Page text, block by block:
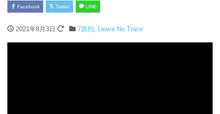
Facebook Twitter LINE
2021年8月3日 7原則 Leave No Trace